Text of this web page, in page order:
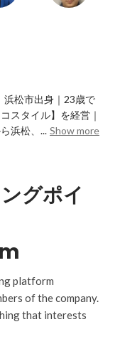
浜松市出身｜23歳で
スタイル】を経営｜
浜松、... Show more
グポイ
platform
of the company.
that interests